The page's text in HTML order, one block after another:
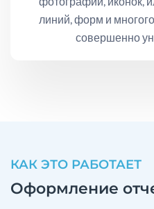
линий, форм и
совершенно
КАК ЭТО РАБОТАЕТ
Оформление